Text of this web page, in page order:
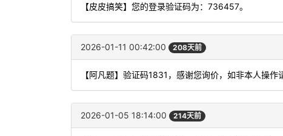
【皮皮搞笑】您的登录验证码为：736457。
2026-01-11 00:42:00 208天前
【阿凡题】验证码1831，感谢您询价，如非本人操作
2026-01-05 18:14:00 214天前